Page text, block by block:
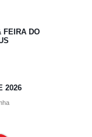
FEIRA DO
2026